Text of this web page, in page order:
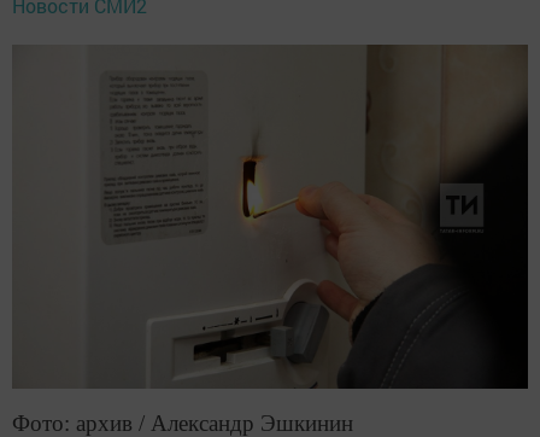
Фото: архив / Александр Эшкинин